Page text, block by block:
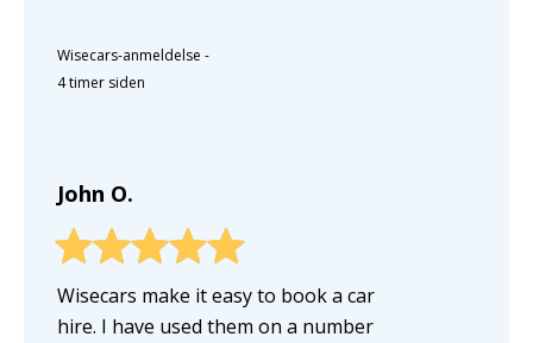
Wisecars-anmeldelse -
4 timer siden
John O.
Wisecars make it easy to book a car
hire. I have used them on a number